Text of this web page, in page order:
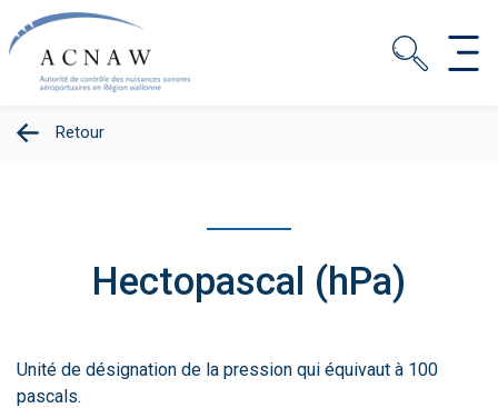
Retour
Hectopascal (hPa)
Unité de désignation de la pression qui équivaut à 100
pascals.